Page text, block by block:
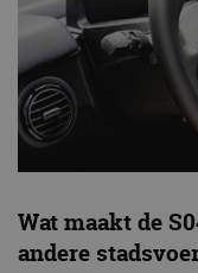
Wat maakt de
andere